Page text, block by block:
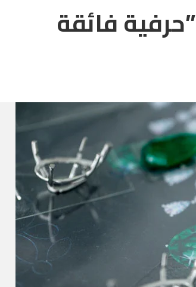
مجموعة “Precious Chopard”حرفية فائقة